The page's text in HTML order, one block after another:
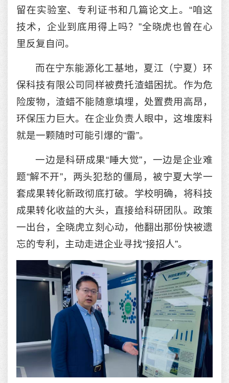
留在实验室、专利证书和几篇论文上。“咱这
技术，企业到底用得上吗？”全晓虎也曾在心
里反复自问。
而在宁东能源化工基地，夏江（宁夏）环
保科技有限公司同样被费托渣蜡困扰。作为危
险废物，渣蜡不能随意填埋，处置费用高昂，
环保压力巨大。在企业负责人眼中，这堆废料
就是一颗随时可能引爆的“雷”。
一边是科研成果“睡大觉”，一边是企业难
题“解不开”，两头犯愁的僵局，被宁夏大学一
套成果转化新政彻底打破。学校明确，将科技
成果转化收益的大头，直接给科研团队。政策
一出台，全晓虎立刻心动，他翻出那份快被遗
忘的专利，主动走进企业寻找“接招人”。